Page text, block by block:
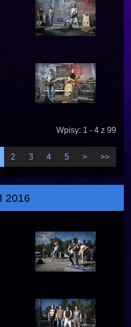
Wpisy: 1 - 4 z 99
2 3 4 5 > >>
2016